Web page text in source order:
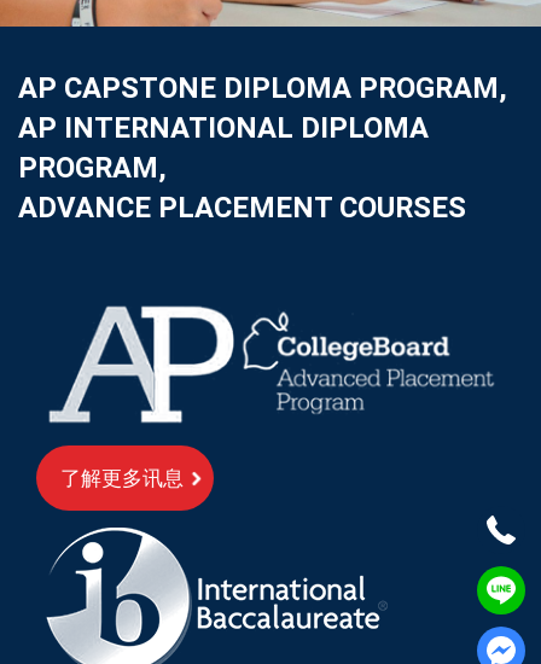
AP CAPSTONE DIPLOMA PROGRAM,
AP INTERNATIONAL DIPLOMA
PROGRAM,
ADVANCE PLACEMENT COURSES
了解更多讯息